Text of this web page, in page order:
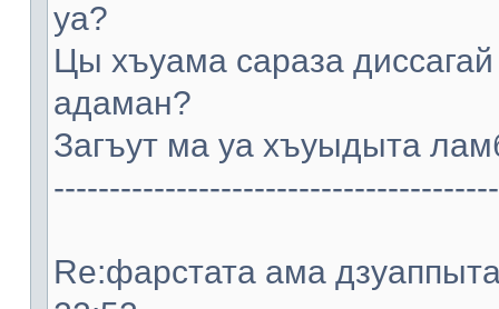
уа?
Цы хъуама сараза
адаман?
Загъут ма уа хъуыдыта
Re:фарстата ама